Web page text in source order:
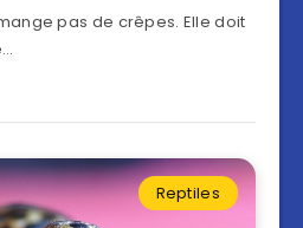
pas de crêpes. Elle doit
Reptiles